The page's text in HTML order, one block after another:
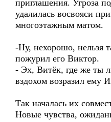
приглашения. Угроза
удалилась восвояси
многоэтажным матом.
-Ну, нехорошо, нельзя
пожурил его Виктор.
- Эх, Витёк, где же ты
вздохом возразил ему
Так началась их
Новые чувства,